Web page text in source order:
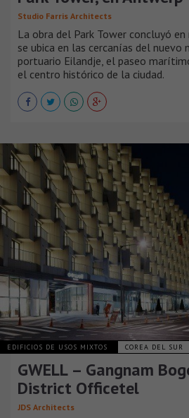
Studio Farris Architects
La obra del Park Tower concluyó
se ubica en las cercanías del nuevo
portuario Eilandje, el paseo
el centro histórico de la ciudad.
EDIFICIOS DE USOS MIXTOS COREA DEL SUR
GWELL – Gangnam
District Officetel
JDS Architects